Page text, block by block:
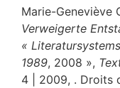
Marie-Geneviève
Verweigerte
«
1989, 2008 »,
4 | 2009, . Droits